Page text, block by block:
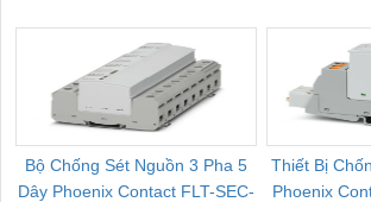
Bộ Chống Sét Nguồn 3 Pha 5
Dây Phoenix Contact FLT-SEC-
Thiết Bị
Phoenix